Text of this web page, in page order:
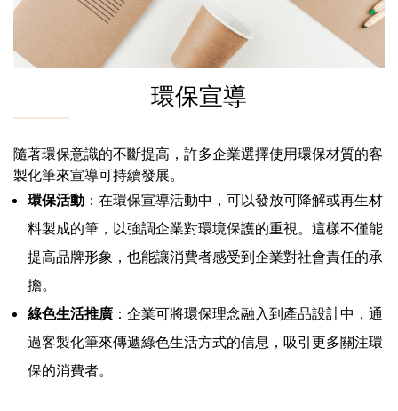
環保宣導
隨著環保意識的不斷提高，許多企業選擇使用環保材質的客
製化筆來宣導可持續發展。
環保活動 ：在環保宣導活動中，可以發放可降解或再生材
料製成的筆，以強調企業對環境保護的重視。這樣不僅能
提高品牌形象，也能讓消費者感受到企業對社會責任的承
擔。
綠色生活推廣 ：企業可將環保理念融入到產品設計中，通
過客製化筆來傳遞綠色生活方式的信息，吸引更多關注環
保的消費者。